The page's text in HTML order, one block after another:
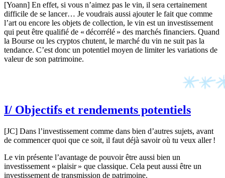
[Yoann] En effet, si vous n’aimez pas le vin, il sera certainement
difficile de se lancer… Je voudrais aussi ajouter le fait que comme
l’art ou encore les objets de collection, le vin est un investissement
qui peut être qualifié de « décorrélé » des marchés financiers. Quand
la Bourse ou les cryptos chutent, le marché du vin ne suit pas la
tendance. C’est donc un potentiel moyen de limiter les variations de
valeur de son patrimoine.
I/ Objectifs et rendements potentiels
[JC] Dans l’investissement comme dans bien d’autres sujets, avant
de commencer quoi que ce soit, il faut déjà savoir où tu veux aller !
Le vin présente l’avantage de pouvoir être aussi bien un
investissement « plaisir » que classique. Cela peut aussi être un
investissement de transmission de patrimoine.